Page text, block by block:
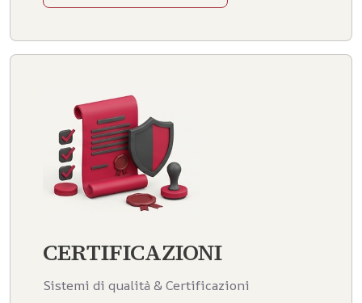
CERTIFICAZIONI
Sistemi di qualità & Certificazioni